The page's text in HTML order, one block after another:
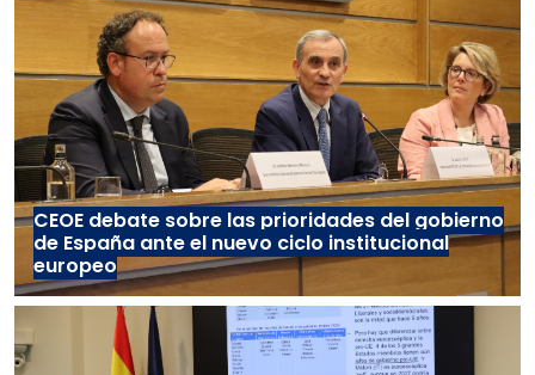
CEOE debate sobre las prioridades del gobierno
de España ante el nuevo ciclo institucional
europeo